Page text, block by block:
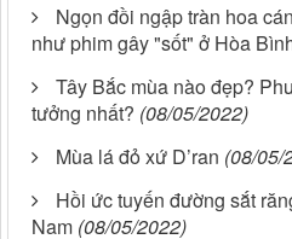
Ngọn đồi ngập tràn hoa
như phim gây "sốt" ở Hòa
Tây Bắc mùa nào đẹp?
tưởng nhất? (08/05/2022)
Mùa lá đỏ xứ D’ran (08/05/
Hồi ức tuyến đường sắt
Nam (08/05/2022)